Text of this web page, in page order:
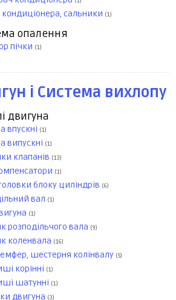
кондиціонера, сальники (1)
опалення
пічки (1)
і Система вихлопу
двигуна
впускні (1)
випускні (1)
клапанів (13)
(1)
блоку циліндрів (6)
вал (1)
(1)
розподільчого вала (9)
коленвала (16)
шестерня колінвалу (5)
корінні (1)
шатунні (1)
двигуна (3)